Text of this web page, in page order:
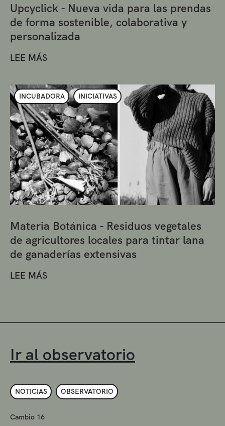
Upcyclick - Nueva vida para las prendas
de forma sostenible, colaborativa y
personalizada
LEE MÁS
INCUBADORA INICIATIVAS
Materia Botánica - Residuos vegetales
de agricultores locales para tintar lana
de ganaderías extensivas
LEE MÁS
Ir al observatorio
NOTICIAS OBSERVATORIO
Cambio 16